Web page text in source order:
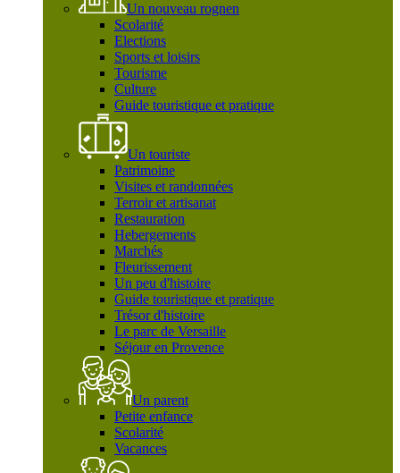
Un nouveau rognen
Scolarité
Elections
Sports et loisirs
Tourisme
Culture
Guide touristique et pratique
Un touriste
Patrimoine
Visites et randonnées
Terroir et artisanat
Restauration
Hebergements
Marchés
Fleurissement
Un peu d'histoire
Guide touristique et pratique
Trésor d'histoire
Le parc de Versaille
Séjour en Provence
Un parent
Petite enfance
Scolarité
Vacances